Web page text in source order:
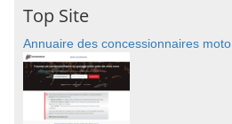
Top Site
Annuaire des concessionnaires moto